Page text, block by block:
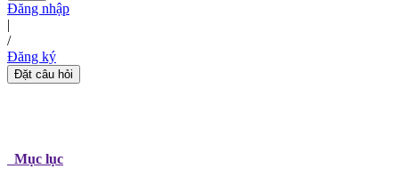
Đăng nhập
|
/
Đăng ký
Đặt câu hỏi
Mục lục